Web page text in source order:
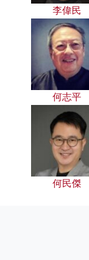
李偉民
何志平
何民傑